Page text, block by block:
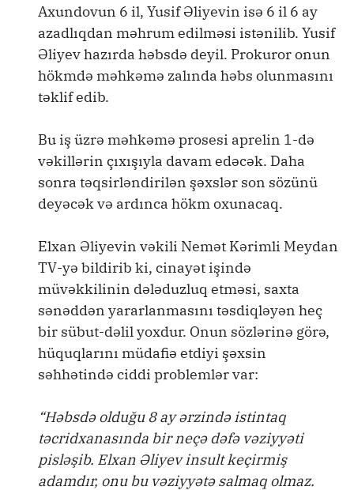
Axundovun 6 il, Yusif Əliyevin isə 6 il 6 ay
azadlıqdan məhrum edilməsi istənilib. Yusif
Əliyev hazırda həbsdə deyil. Prokuror onun
hökmdə məhkəmə zalında həbs olunmasını
təklif edib.
Bu iş üzrə məhkəmə prosesi aprelin 1-də
vəkillərin çıxışıyla davam edəcək. Daha
sonra təqsirləndirilən şəxslər son sözünü
deyəcək və ardınca hökm oxunacaq.
Elxan Əliyevin vəkili Nemət Kərimli Meydan
TV-yə bildirib ki, cinayət işində
müvəkkilinin dələduzluq etməsi, saxta
sənəddən yararlanmasını təsdiqləyən heç
bir sübut-dəlil yoxdur. Onun sözlərinə görə,
hüquqlarını müdafiə etdiyi şəxsin
səhhətində ciddi problemlər var:
“Həbsdə olduğu 8 ay ərzində istintaq
təcridxanasında bir neçə dəfə vəziyyəti
pisləşib. Elxan Əliyev insult keçirmiş
adamdır, onu bu vəziyyətə salmaq olmaz.